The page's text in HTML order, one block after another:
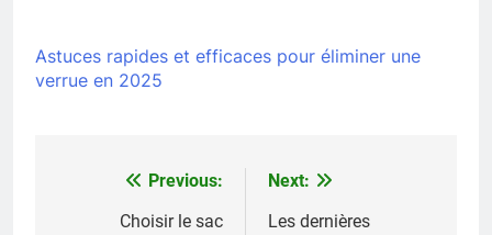
Astuces rapides et efficaces pour éliminer une
verrue en 2025
NavigationPrevious:
Choisir le sac
Next:
Les dernières